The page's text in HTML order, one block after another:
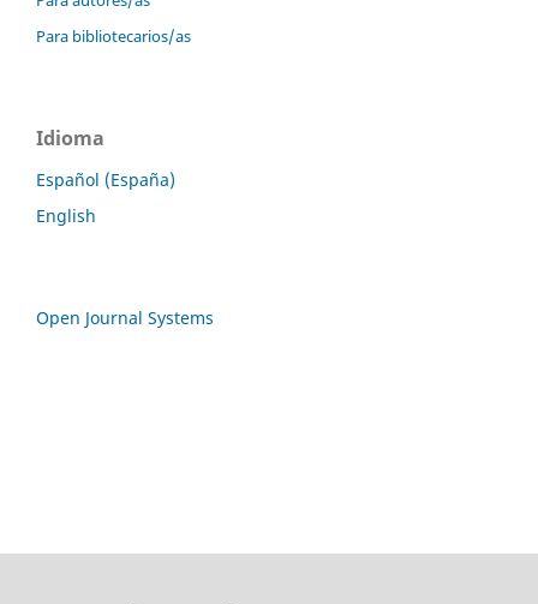
Para bibliotecarios/as
Idioma
Español (España)
English
Open Journal Systems